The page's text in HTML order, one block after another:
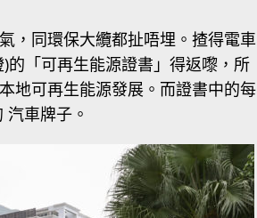
，同環保大纜都扯唔埋。揸得電車
「可再生能源證書」得返嚟，所
地可再生能源發展。而證書中的每
車牌子。